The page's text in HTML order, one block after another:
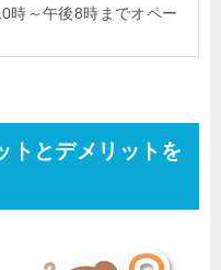
時～午後8時までオペー
トとデメリットを